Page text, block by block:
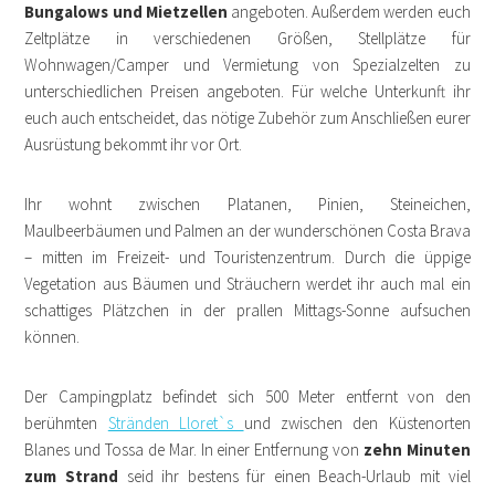
Bungalows und Mietzellen angeboten. Außerdem werden euch
Zeltplätze in verschiedenen Größen, Stellplätze für
Wohnwagen/Camper und Vermietung von Spezialzelten zu
unterschiedlichen Preisen angeboten. Für welche Unterkunft ihr
euch auch entscheidet, das nötige Zubehör zum Anschließen eurer
Ausrüstung bekommt ihr vor Ort.
Ihr wohnt zwischen Platanen, Pinien, Steineichen,
Maulbeerbäumen und Palmen an der wunderschönen Costa Brava
– mitten im Freizeit- und Touristenzentrum. Durch die üppige
Vegetation aus Bäumen und Sträuchern werdet ihr auch mal ein
schattiges Plätzchen in der prallen Mittags-Sonne aufsuchen
können.
Der Campingplatz befindet sich 500 Meter entfernt von den
berühmten Stränden Lloret`s und zwischen den Küstenorten
Blanes und Tossa de Mar. In einer Entfernung von zehn Minuten
zum Strand seid ihr bestens für einen Beach-Urlaub mit viel